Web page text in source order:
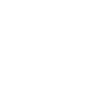
favorieten